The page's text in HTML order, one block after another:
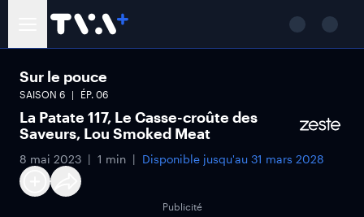
Sur le pouce
SAISON 6 ÉP. 06
La Patate 117, Le Casse-croûte des
Saveurs, Lou Smoked Meat
8 mai 2023 1 min Disponible jusqu'au 31 mars 2028
Publicité